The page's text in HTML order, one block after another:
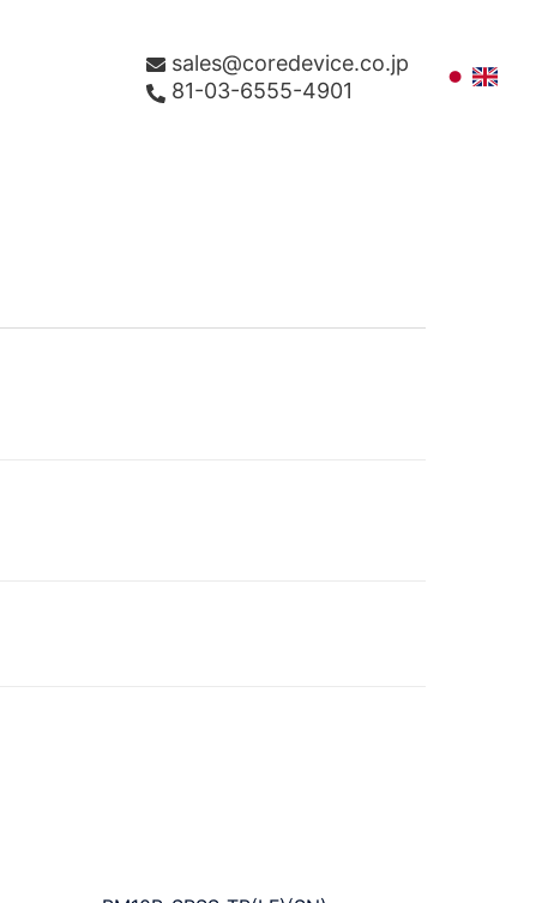
sales@coredevice.co.jp
81-03-6555-4901